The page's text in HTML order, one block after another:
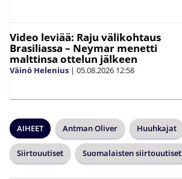
Video leviää: Raju välikohtaus
Brasiliassa – Neymar menetti
malttinsa ottelun jälkeen
Väinö Helenius | 05.08.2026 12:58
AIHEET Antman Oliver Huuhkajat
Siirtouutiset Suomalaisten siirtouutiset